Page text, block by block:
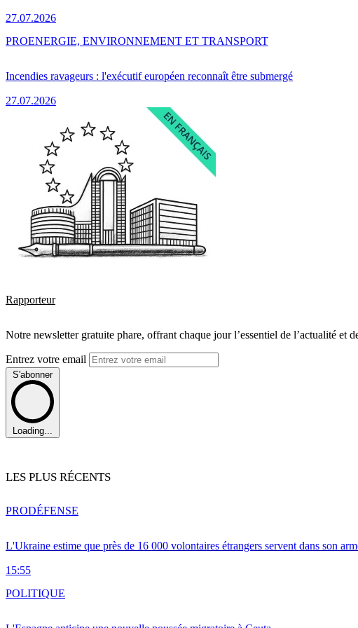
27.07.2026
Incendies ravageurs : l'exécutif européen reconnaît être submergé
27.07.2026
PROENERGIE, ENVIRONNEMENT ET TRANSPORT
Rapporteur
Notre newsletter gratuite phare, offrant chaque jour l’essentiel de l’actualité et
Entrez votre email
S'abonner
Loading...
LES PLUS RÉCENTS
L'Ukraine estime que près de 16 000 volontaires étrangers servent dans son
15:55
PRODÉFENSE
POLITIQUE